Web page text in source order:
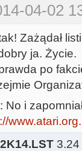
POKE
REM --
REM
GOTO 99
POKE
REM -
REM --
04-02
Zażądał
ja. Życie.
po
No i